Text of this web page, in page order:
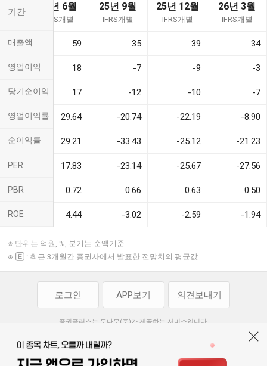
기간
매출액
영업이익
당기순이익
영업이익률
순이익률
PER
PBR
ROE
월 25년 6월
IFRS개별
25년 9월
IFRS개별
25년 12월
IFRS개별
26년 3월
IFRS개별
31 59 35 39 34
-6 18 -7 -9 -3
-9 17 -12 -10 -7
29.64 -20.74 -22.19 -8.90
29.21 -33.43 -25.12 -21.23
17.83 -23.14 -25.67 -27.56
1.59 0.72 0.66 0.63 0.50
-2.48 4.44 -3.02 -2.59 -1.94
※ 단위는 억원, %, 분기는 순액기준
※ : 최근 3개월간 증권사에서 발표한 전망치의 평균값
로그인 APP보기 의견보내기
증권플러스는 두나무(주)가 제공하는 서비스입니다.
투자 참고사항이며, 정보 제공 과정에서 오류나 지연이 발생할 수 있습니다.
두나무(주)는 제공된 정보에 의한 투자 결과에 대하여 법적인 책임을
부담하지 않습니다. 본 서비스에서 제공되는 정보의 무단 배포를 금합니다.